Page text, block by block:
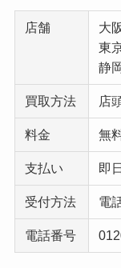
店舗
大
東
静
買取方法 店
料金 無
支払い 即
受付方法 電
電話番号